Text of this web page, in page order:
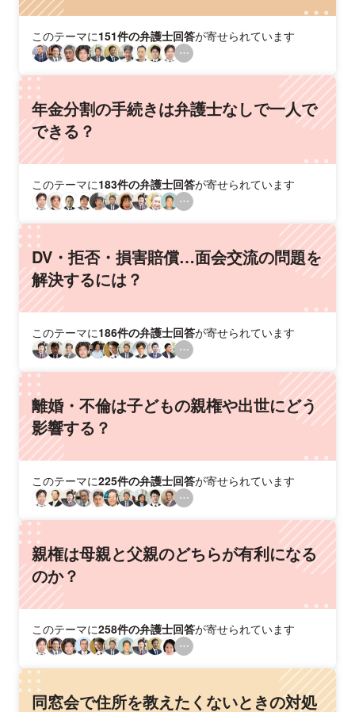
このテーマに151件の弁護士回答が寄せられています
年金分割の手続きは弁護士なしで一人で
できる？
このテーマに183件の弁護士回答が寄せられています
DV・拒否・損害賠償…面会交流の問題を
解決するには？
このテーマに186件の弁護士回答が寄せられています
離婚・不倫は子どもの親権や出世にどう
影響する？
このテーマに225件の弁護士回答が寄せられています
親権は母親と父親のどちらが有利になる
のか？
このテーマに258件の弁護士回答が寄せられています
同窓会で住所を教えたくないときの対処